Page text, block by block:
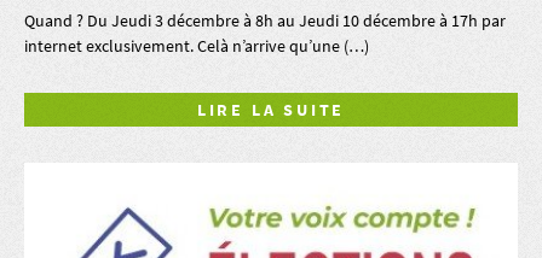
Quand ? Du Jeudi 3 décembre à 8h au Jeudi 10 décembre à 17h par
internet exclusivement. Celà n’arrive qu’une (…)
LIRE LA SUITE